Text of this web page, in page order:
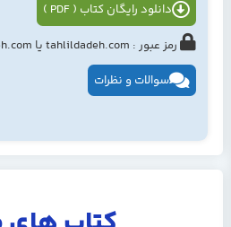
دانلود رایگان کتاب ( PDF )
رمز عبور : tahlildadeh.com یا www.tahlildadeh.com
سوالات و نظرات